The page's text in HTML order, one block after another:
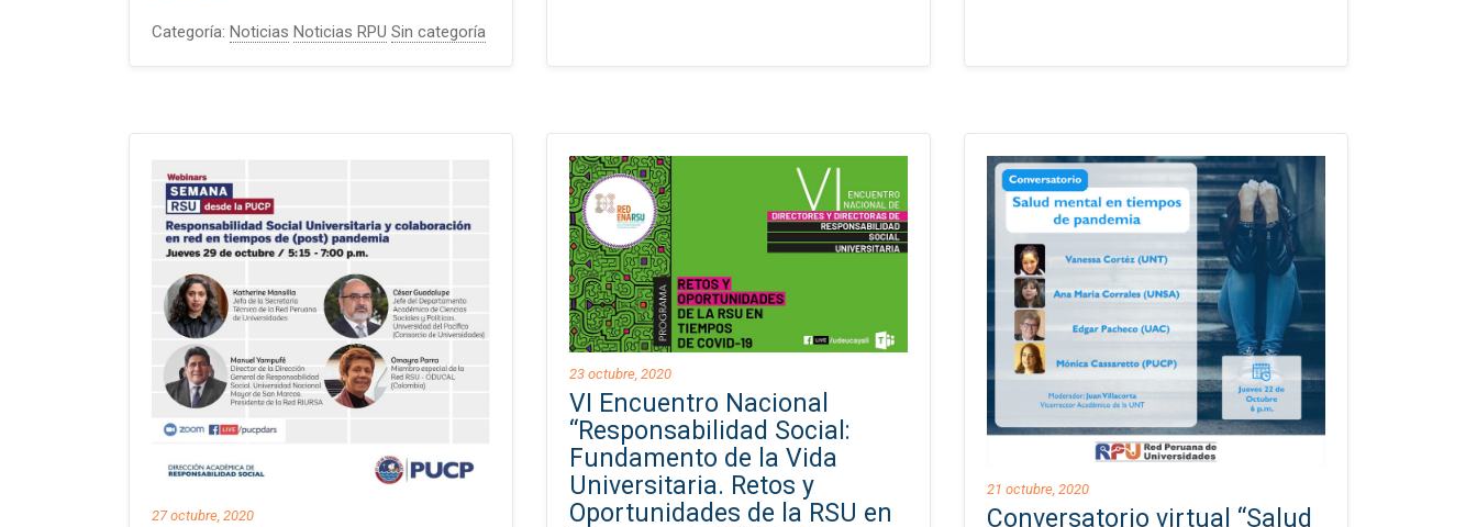
Categoría: Noticias Noticias RPU Sin categoría
27 octubre, 2020
23 octubre, 2020
VI Encuentro Nacional
“Responsabilidad Social:
Fundamento de la Vida
Universitaria. Retos y
Oportunidades de la RSU en
21 octubre, 2020
Conversatorio virtual “Salud